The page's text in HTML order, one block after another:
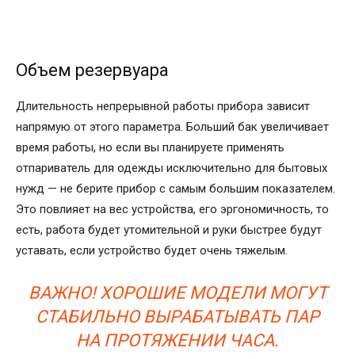
Объем резервуара
Длительность непрерывной работы прибора зависит
напрямую от этого параметра. Больший бак увеличивает
время работы, но если вы планируете применять
отпариватель для одежды исключительно для бытовых
нужд — не берите прибор с самым большим показателем.
Это повлияет на вес устройства, его эргономичность, то
есть, работа будет утомительной и руки быстрее будут
уставать, если устройство будет очень тяжелым.
ВАЖНО! ХОРОШИЕ МОДЕЛИ МОГУТ
СТАБИЛЬНО ВЫРАБАТЫВАТЬ ПАР
НА ПРОТЯЖЕНИИ ЧАСА.